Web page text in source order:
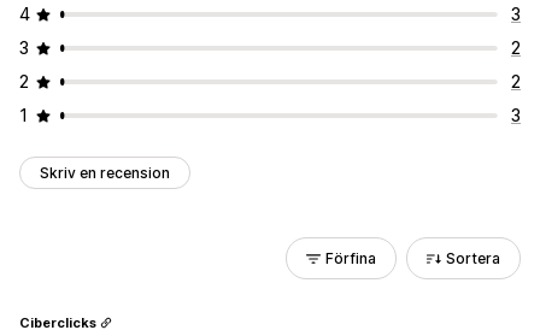
4
3
3
2
2
2
1
3
Skriv en recension
Förfina Sortera
Ciberclicks